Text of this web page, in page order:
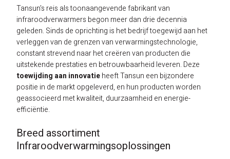
Tansun's reis als toonaangevende fabrikant van
infraroodverwarmers begon meer dan drie decennia
geleden. Sinds de oprichting is het bedrijf toegewijd aan het
verleggen van de grenzen van verwarmingstechnologie,
constant strevend naar het creëren van producten die
uitstekende prestaties en betrouwbaarheid leveren. Deze
toewijding aan innovatieheeft Tansun een bijzondere
positie in de markt opgeleverd, en hun producten worden
geassocieerd met kwaliteit, duurzaamheid en energie-
efficiëntie.
Breed assortiment
Infraroodverwarmingsoplossingen